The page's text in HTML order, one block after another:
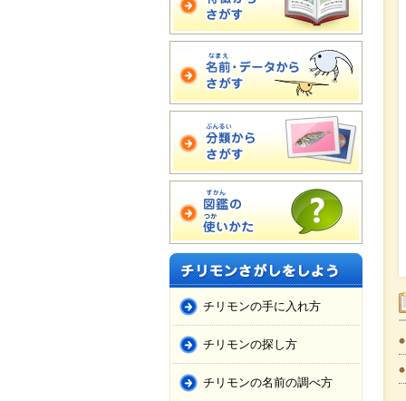
チリモンの手に入れ方
チリモンの探し方
チリモンの名前の調べ方